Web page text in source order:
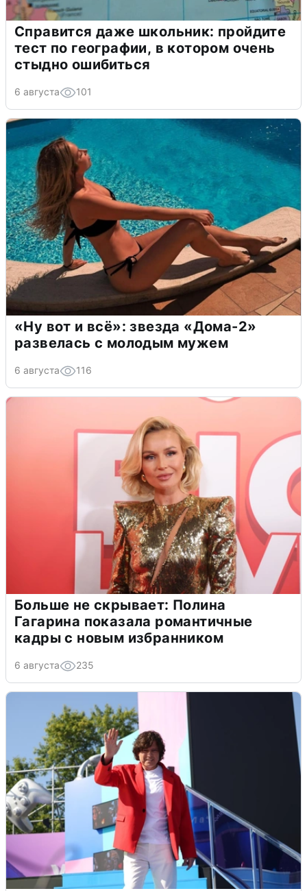
Справится даже школьник: пройдите
тест по географии, в котором очень
стыдно ошибиться
6 августа 101
«Ну вот и всё»: звезда «Дома-2»
развелась с молодым мужем
6 августа 116
Больше не скрывает: Полина
Гагарина показала романтичные
кадры с новым избранником
6 августа 235